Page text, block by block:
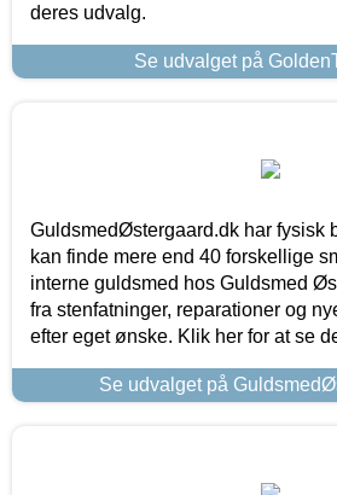
deres udvalg.
Se udvalget på
GuldsmedØstergaard.dk har fysisk
kan finde mere end 40 forskellige
interne guldsmed hos Guldsmed
fra stenfatninger, reparationer og
efter eget ønske. Klik her for at se
Se udvalget på